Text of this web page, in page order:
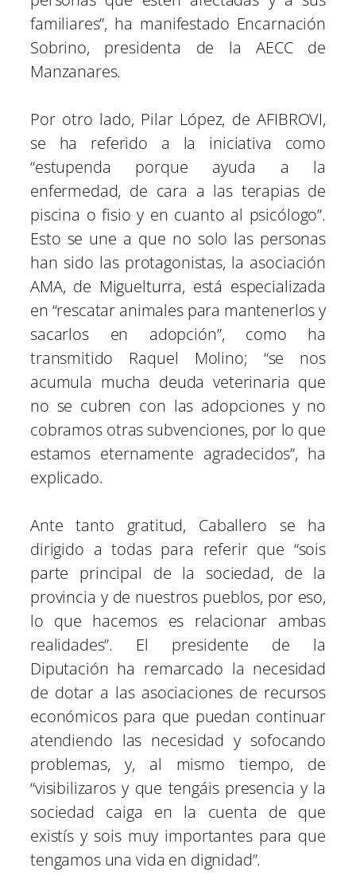
familiares”, ha manifestado Encarnación
Sobrino, presidenta de la AECC de
Manzanares.
Por otro lado, Pilar López, de AFIBROVI,
se ha referido a la iniciativa como
“estupenda porque ayuda a la
enfermedad, de cara a las terapias de
piscina o fisio y en cuanto al psicólogo”.
Esto se une a que no solo las personas
han sido las protagonistas, la asociación
AMA, de Miguelturra, está especializada
en “rescatar animales para mantenerlos y
sacarlos en adopción”, como ha
transmitido Raquel Molino; “se nos
acumula mucha deuda veterinaria que
no se cubren con las adopciones y no
cobramos otras subvenciones, por lo que
estamos eternamente agradecidos”, ha
explicado.
Ante tanto gratitud, Caballero se ha
dirigido a todas para referir que “sois
parte principal de la sociedad, de la
provincia y de nuestros pueblos, por eso,
lo que hacemos es relacionar ambas
realidades”. El presidente de la
Diputación ha remarcado la necesidad
de dotar a las asociaciones de recursos
económicos para que puedan continuar
atendiendo las necesidad y sofocando
problemas, y, al mismo tiempo, de
“visibilizaros y que tengáis presencia y la
sociedad caiga en la cuenta de que
existís y sois muy importantes para que
tengamos una vida en dignidad”.